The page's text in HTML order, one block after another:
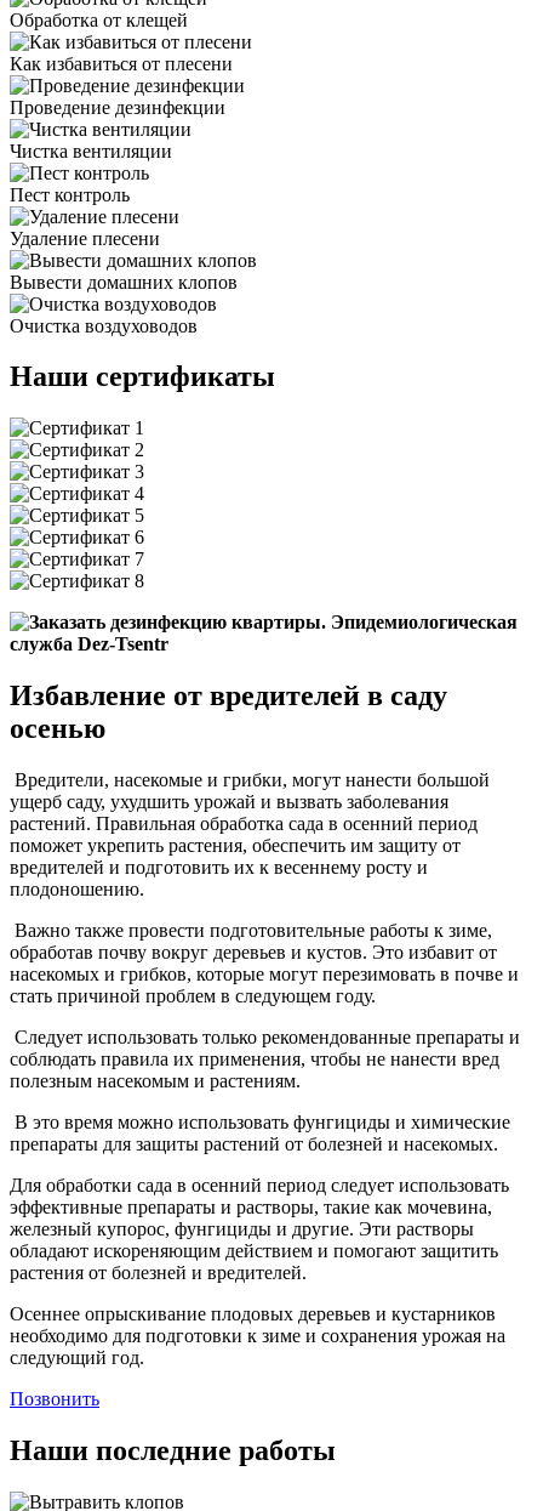
Обработка от клещей
Как избавиться от плесени
Проведение дезинфекции
Чистка вентиляции
Пест контроль
Удаление плесени
Вывести домашних клопов
Очистка воздуховодов
Наши сертификаты
Избавление от вредителей в саду
осенью
Вредители, насекомые и грибки, могут нанести большой
ущерб саду, ухудшить урожай и вызвать заболевания
растений. Правильная обработка сада в осенний период
поможет укрепить растения, обеспечить им защиту от
вредителей и подготовить их к весеннему росту и
плодоношению.
Важно также провести подготовительные работы к зиме,
обработав почву вокруг деревьев и кустов. Это избавит от
насекомых и грибков, которые могут перезимовать в почве и
стать причиной проблем в следующем году.
Следует использовать только рекомендованные препараты и
соблюдать правила их применения, чтобы не нанести вред
полезным насекомым и растениям.
В это время можно использовать фунгициды и химические
препараты для защиты растений от болезней и насекомых.
Для обработки сада в осенний период следует использовать
эффективные препараты и растворы, такие как мочевина,
железный купорос, фунгициды и другие. Эти растворы
обладают искореняющим действием и помогают защитить
растения от болезней и вредителей.
Осеннее опрыскивание плодовых деревьев и кустарников
необходимо для подготовки к зиме и сохранения урожая на
следующий год.
Позвонить
Наши последние работы